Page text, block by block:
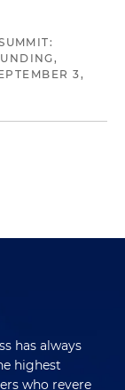
3,
has always
highest
who revere